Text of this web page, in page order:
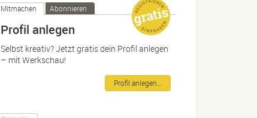
Mitmachen Abonnieren
Profil anlegen
Selbst kreativ? Jetzt gratis dein Profil anlegen
– mit Werkschau!
Profil anlegen…